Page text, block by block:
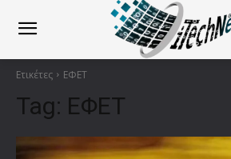
Ετικέτες ΕΦΕΤ
Tag: ΕΦΕΤ